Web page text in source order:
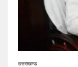
उत्तराखण्ड